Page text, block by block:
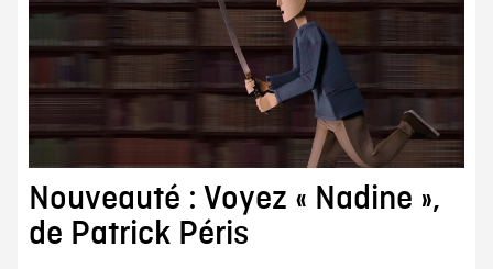
Nouveauté : Voyez « Nadine »,
de Patrick Péris